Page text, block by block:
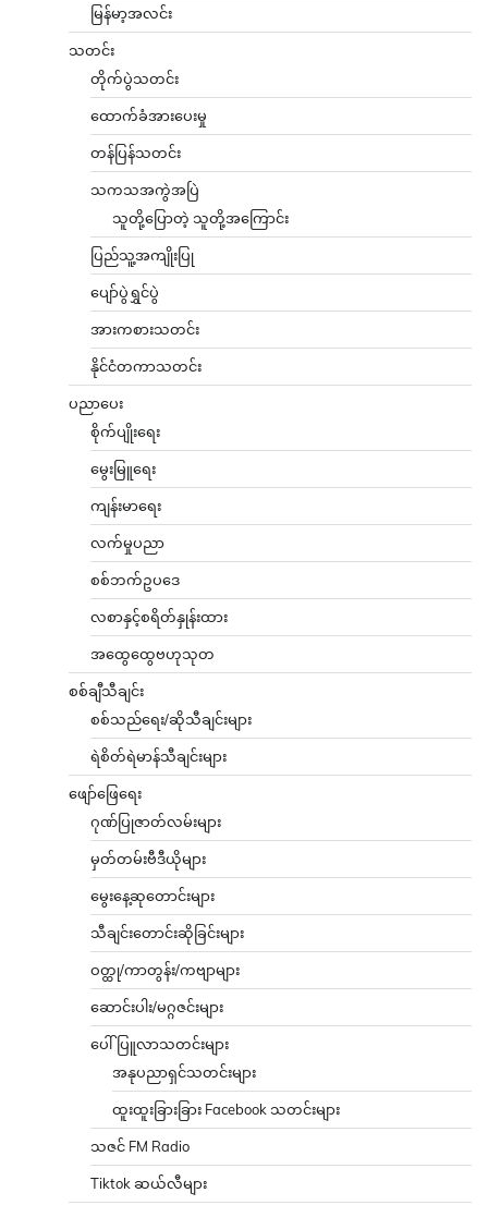
မြန်မာ့အလင်း
သတင်း
တိုက်ပွဲသတင်း
ထောက်ခံအားပေးမှု
တန်ပြန်သတင်း
သကသအကွဲအပြဲ
သူတို့ပြောတဲ့ သူတို့အကြောင်း
ပြည်သူ့အကျိုးပြု
ပျော်ပွဲရွှင်ပွဲ
အားကစားသတင်း
နိုင်ငံတကာသတင်း
ပညာပေး
စိုက်ပျိုးရေး
မွေးမြူရေး
ကျန်းမာရေး
လက်မှုပညာ
စစ်ဘက်ဥပဒေ
လစာနှင့်စရိတ်နှုန်းထား
အထွေထွေဗဟုသုတ
စစ်ချီသီချင်း
စစ်သည်ရေး/ဆိုသီချင်းများ
ရဲစိတ်ရဲမာန်သီချင်းများ
ဖျော်ဖြေရေး
ဂုဏ်ပြုဇာတ်လမ်းများ
မှတ်တမ်းဗီဒီယိုများ
မွေးနေ့ဆုတောင်းများ
သီချင်းတောင်းဆိုခြင်းများ
ဝတ္ထု/ကာတွန်း/ကဗျာများ
ဆောင်းပါး/မဂ္ဂဇင်းများ
ပေါ်ပြူလာသတင်းများ
အနုပညာရှင်သတင်းများ
ထူးထူးခြားခြား Facebook သတင်းများ
သဇင် FM Radio
Tiktok ဆယ်လီများ